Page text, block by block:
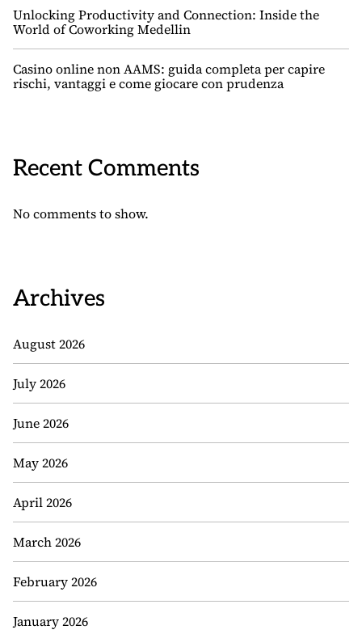
Unlocking Productivity and Connection: Inside the
World of Coworking Medellin
Casino online non AAMS: guida completa per capire
rischi, vantaggi e come giocare con prudenza
Recent Comments
No comments to show.
Archives
August 2026
July 2026
June 2026
May 2026
April 2026
March 2026
February 2026
January 2026